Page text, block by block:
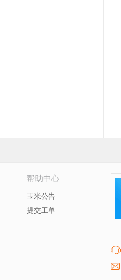
帮助中心
玉米公告
提交工单